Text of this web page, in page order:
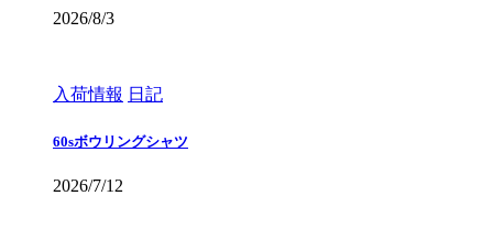
2026/8/3
入荷情報 日記
60sボウリングシャツ
2026/7/12